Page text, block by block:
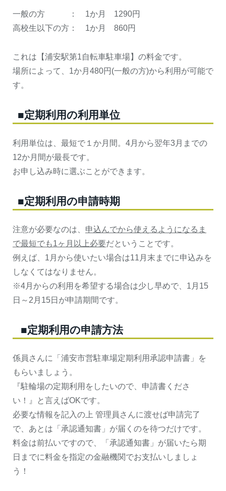
一般の方 ： 1か月 1290円
高校生以下の方： 1か月 860円
これは【浦安駅第1自転車駐車場】の料金です。
場所によって、1か月480円(一般の方)から利用が可能で
す。
■定期利用の利用単位
利用単位は、最短で１か月間。4月から翌年3月までの
12か月間が最長です。
お申し込み時に選ぶことができます。
■定期利用の申請時期
注意が必要なのは、 申込んでから使えるようになるま
で最短でも1ヶ月以上必要だということです。
例えば、1月から使いたい場合は11月末までに申込みを
しなくてはなりません。
※4月からの利用を希望する場合は少し早めで、1月15
日～2月15日が申請期間です。
■定期利用の申請方法
係員さんに「浦安市営駐車場定期利用承認申請書」を
もらいましょう。
『駐輪場の定期利用をしたいので、申請書くださ
い！』と言えばOKです。
必要な情報を記入の上 管理員さんに渡せば申請完了
で、あとは「承認通知書」が届くのを待つだけです。
料金は前払いですので、「承認通知書」が届いたら期
日までに料金を指定の金融機関でお支払いしましょ
う！